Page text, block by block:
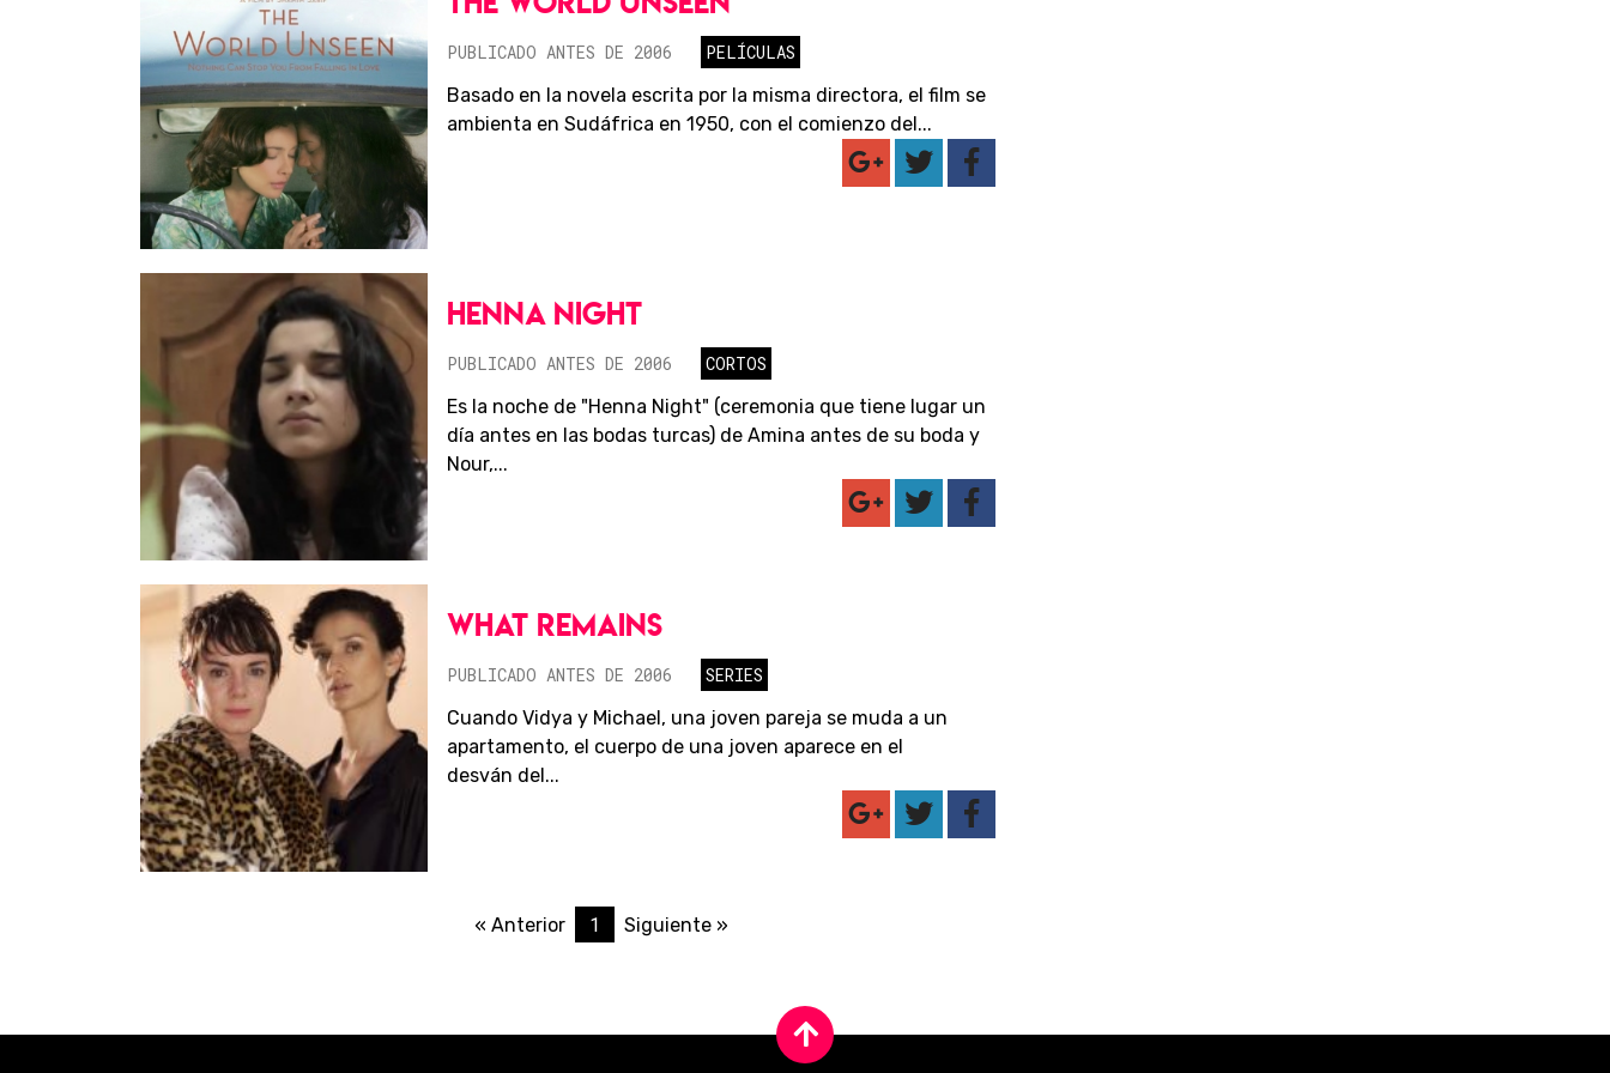
PUBLICADO ANTES DE 2006
PELÍCULAS
Basado en la novela escrita por la misma directora, el film se
ambienta en Sudáfrica en 1950, con el comienzo del...
HENNA NIGHT
PUBLICADO ANTES DE 2006
CORTOS
Es la noche de "Henna Night" (ceremonia que tiene lugar un
día antes en las bodas turcas) de Amina antes de su boda y
Nour,...
WHAT REMAINS
PUBLICADO ANTES DE 2006
SERIES
Cuando Vidya y Michael, una joven pareja se muda a un
apartamento, el cuerpo de una joven aparece en el
desván del...
« Anterior 1 Siguiente »